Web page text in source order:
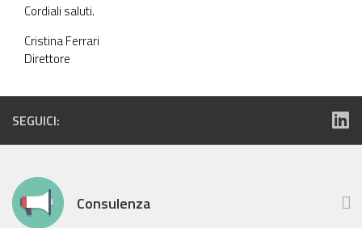
Cordiali saluti.
Cristina Ferrari
Direttore
SEGUICI:
Consulenza